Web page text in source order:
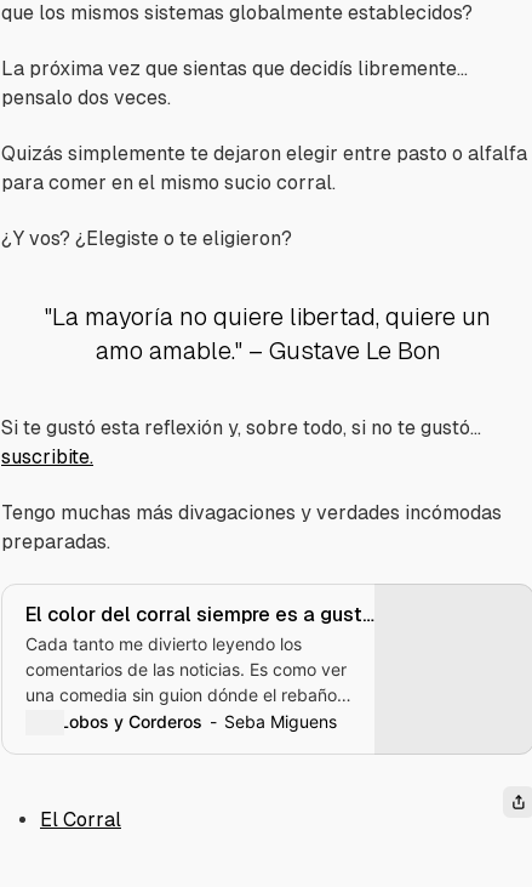
que los mismos sistemas globalmente establecidos?
La próxima vez que sientas que decidís libremente…
pensalo dos veces.
Quizás simplemente te dejaron elegir entre pasto o alfalfa
para comer en el mismo sucio corral.
¿Y vos? ¿Elegiste o te eligieron?
"La mayoría no quiere libertad, quiere un
amo amable."– Gustave Le Bon
Si te gustó esta reflexión y, sobre todo, si no te gustó...
suscribite.
Tengo muchas más divagaciones y verdades incómodas
preparadas.
El color del corral siempre es a gusto
del cordero
Cada tanto me divierto leyendo los
comentarios de las noticias. Es como ver
una comedia sin guion dónde el rebaño
sigue siendo el rebaño.
Lobos y Corderos Seba Miguens
El Corral